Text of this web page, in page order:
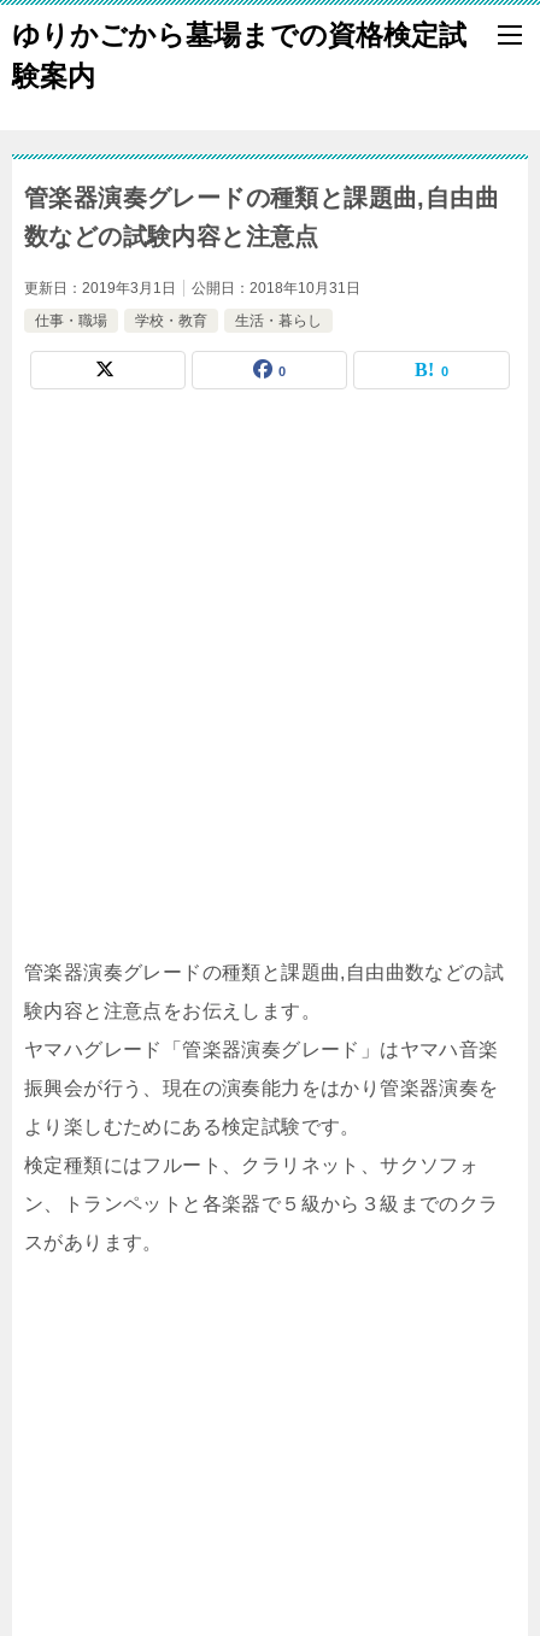
ゆりかごから墓場までの資格検定試
験案内
管楽器演奏グレードの種類と課題曲,自由曲
数などの試験内容と注意点
更新日： 2019年3月1日 公開日： 2018年10月31日
仕事・職場
学校・教育 生活・暮らし
0 0
管楽器演奏グレードの種類と課題曲,自由曲数などの試
験内容と注意点をお伝えします。
ヤマハグレード「管楽器演奏グレード」はヤマハ音楽
振興会が行う、現在の演奏能力をはかり管楽器演奏を
より楽しむためにある検定試験です。
検定種類にはフルート、クラリネット、サクソフォ
ン、トランペットと各楽器で５級から３級までのクラ
スがあります。